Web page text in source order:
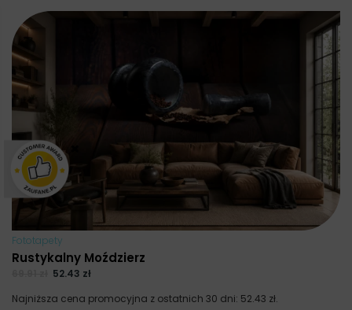
Fototapety
Rustykalny Moździerz
52.43 zł
Najniższa cena promocyjna z ostatnich 30 dni: 52.43 zł.